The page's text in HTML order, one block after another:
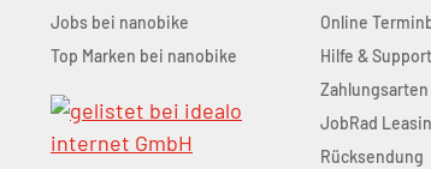
Jobs bei nanobike
Top Marken bei nanobike
Online
Hilfe & Support
Zahlungsarten
JobRad
Rücksendung